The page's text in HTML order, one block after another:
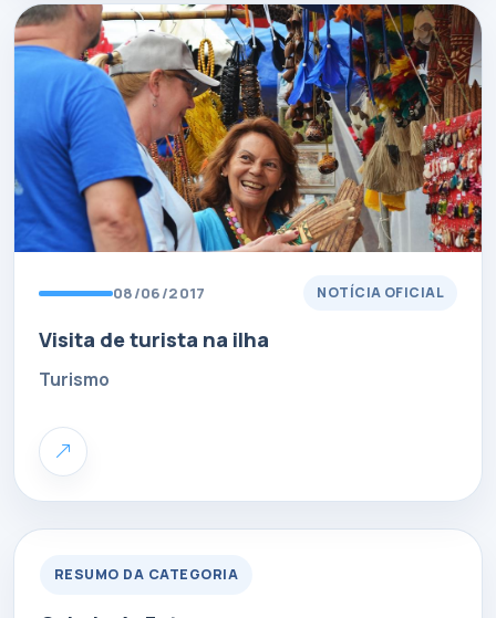
08/06/2017 NOTÍCIA OFICIAL
Visita de turista na ilha
Turismo
RESUMO DA CATEGORIA